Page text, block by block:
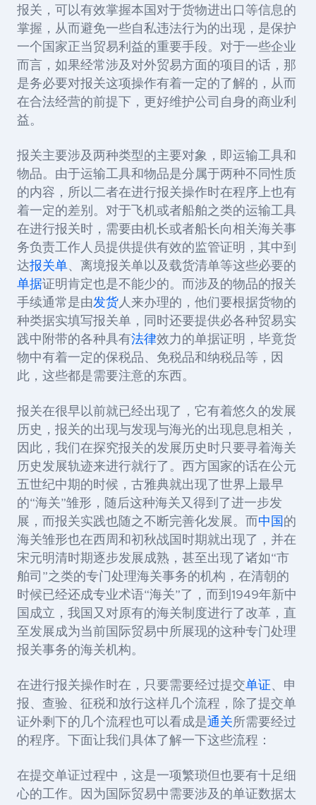
报关，可以有效掌握本国对于货物进出口等信息的
掌握，从而避免一些自私违法行为的出现，是保护
一个国家正当贸易利益的重要手段。对于一些企业
而言，如果经常涉及对外贸易方面的项目的话，那
是务必要对报关这项操作有着一定的了解的，从而
在合法经营的前提下，更好维护公司自身的商业利
益。
报关主要涉及两种类型的主要对象，即运输工具和
物品。由于运输工具和物品是分属于两种不同性质
的内容，所以二者在进行报关操作时在程序上也有
着一定的差别。对于飞机或者船舶之类的运输工具
在进行报关时，需要由机长或者船长向相关海关事
务负责工作人员提供提供有效的监管证明，其中到
达报关单、离境报关单以及载货清单等这些必要的
单据证明肯定也是不能少的。而涉及的物品的报关
手续通常是由发货人来办理的，他们要根据货物的
种类据实填写报关单，同时还要提供必各种贸易实
践中附带的各种具有法律效力的单据证明，毕竟货
物中有着一定的保税品、免税品和纳税品等，因
此，这些都是需要注意的东西。
报关在很早以前就已经出现了，它有着悠久的发展
历史，报关的出现与发现与海光的出现息息相关，
因此，我们在探究报关的发展历史时只要寻着海关
历史发展轨迹来进行就行了。西方国家的话在公元
五世纪中期的时候，古雅典就出现了世界上最早
的“海关”雏形，随后这种海关又得到了进一步发
展，而报关实践也随之不断完善化发展。而中国 的
海关雏形也在西周和初秋战国时期就出现了，并在
宋元明清时期逐步发展成熟，甚至出现了诸如“市
舶司”之类的专门处理海关事务的机构，在清朝的
时候已经还成专业术语“海关”了，而到1949年新中
国成立，我国又对原有的海关制度进行了改革，直
至发展成为当前国际贸易中所展现的这种专门处理
报关事务的海关机构。
在进行报关操作时在，只要需要经过提交单证、申
报、查验、征税和放行这样几个流程，除了提交单
证外剩下的几个流程也可以看成是通关所需要经过
的程序。下面让我们具体了解一下这些流程：
在提交单证过程中，这是一项繁琐但也要有十足细
心的工作。因为国际贸易中需要涉及的单证数据太